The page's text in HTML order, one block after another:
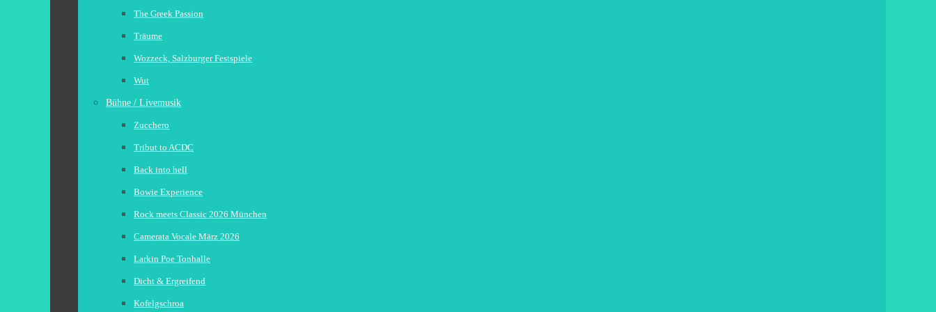
The Greek Passion
Träume
Wozzeck, Salzburger Festspiele
Wut
Bühne / Livemusik
Zucchero
Tribut to ACDC
Back into hell
Bowie Experience
Rock meets Classic 2026 München
Camerata Vocale März 2026
Larkin Poe Tonhalle
Dicht & Ergreifend
Kofelgschroa